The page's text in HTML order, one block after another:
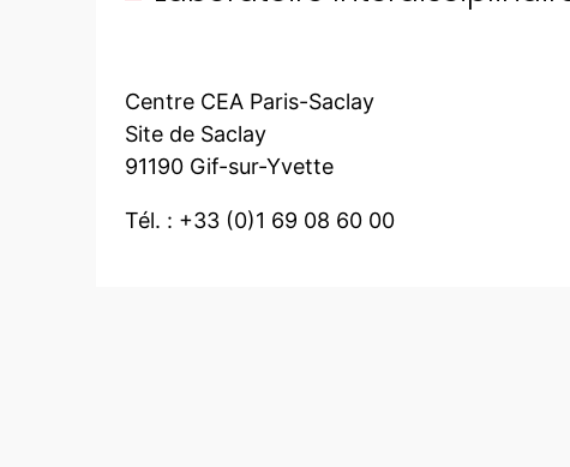
Centre CEA Paris-Saclay
Site de Saclay
91190 Gif-sur-Yvette
Tél. : +33 (0)1 69 08 60 00